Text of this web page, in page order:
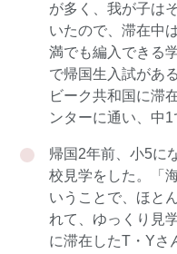
が多く、我が子は
いたので、滞在中
満でも編入できる
で帰国生入試があ
ビーク共和国に滞
ンターに通い、中1
帰国2年前、小5に
校見学をした。「
いうことで、ほと
れて、ゆっくり見
に滞在したT・Yさ